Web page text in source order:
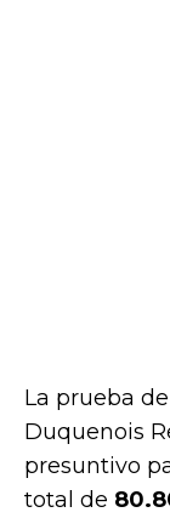
La prueba
Duquenois
presuntivo
total de